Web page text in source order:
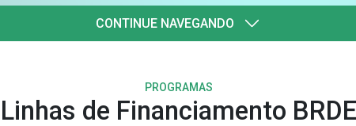
CONTINUE NAVEGANDO
PROGRAMAS
Linhas de Financiamento BRDE